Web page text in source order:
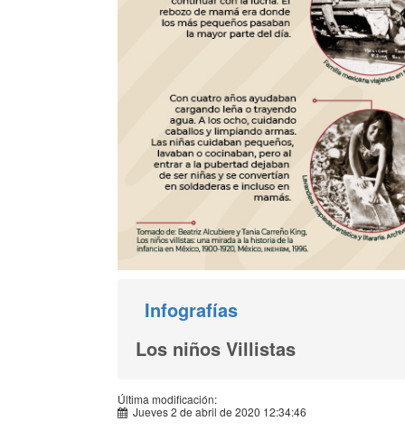
Infografías
Los niños Villistas
Última modificación:
Jueves 2 de abril de 2020 12:34:46